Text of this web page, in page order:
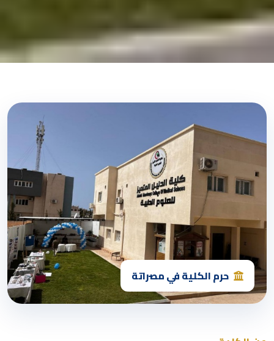
حرم الكلية في مصراتة